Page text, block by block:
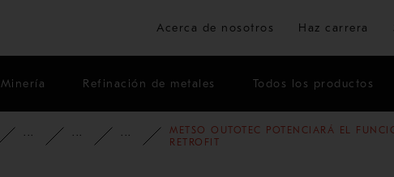
Ir al contenido principal
Acerca de nosotros Haz carrera
Minería Refinación de metales Todos los productos
INFORMACIÓN
BLOG BLOG DE MINERÍA Y METALES
METSO OUTOTEC POTENCIARÁ EL
RETROFIT